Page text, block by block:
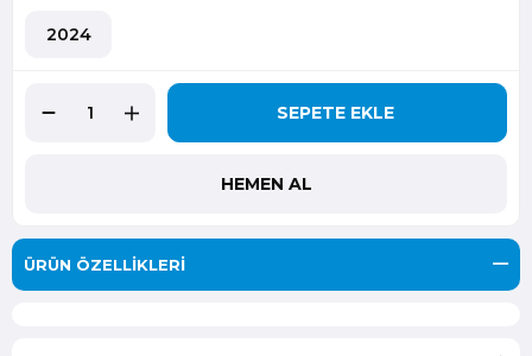
2024
ÜRÜN ÖZELLIKLERI